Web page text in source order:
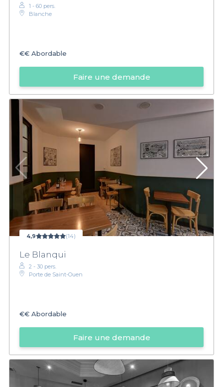
1 - 60 pers.
Blanche
€€ Abordable
Faire une demande
4,9 (14)
Le Blanqui
2 - 30 pers.
Porte de Saint-Ouen
€€ Abordable
Faire une demande